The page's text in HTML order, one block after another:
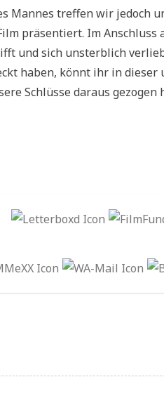
Mannes treffen wir jedoch
präsentiert. Im Anschluss
und sich unsterblich
haben, könnt ihr in dieser
Schlüsse daraus gezogen